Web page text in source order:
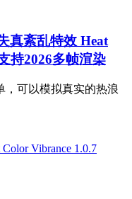
真紊乱特效 Heat
持2026多帧渲染
，可以模拟真实的热浪